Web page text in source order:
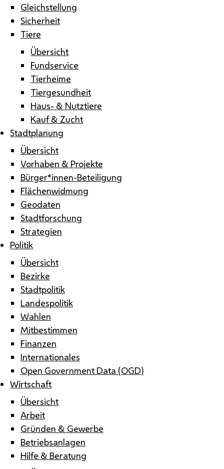
Gleichstellung
Sicherheit
Tiere
Übersicht
Fundservice
Tierheime
Tiergesundheit
Haus- & Nutztiere
Kauf & Zucht
Stadtplanung
Übersicht
Vorhaben & Projekte
Bürger*innen-Beteiligung
Flächenwidmung
Geodaten
Stadtforschung
Strategien
Politik
Übersicht
Bezirke
Stadtpolitik
Landespolitik
Wahlen
Mitbestimmen
Finanzen
Internationales
Open Government Data (OGD)
Wirtschaft
Übersicht
Arbeit
Gründen & Gewerbe
Betriebsanlagen
Hilfe & Beratung